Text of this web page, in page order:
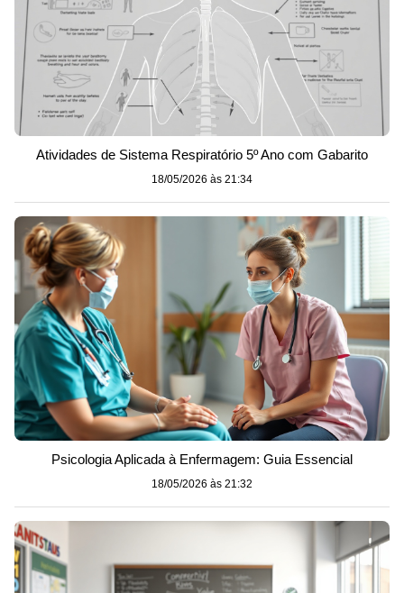
Atividades de Sistema Respiratório 5º Ano com Gabarito
18/05/2026 às 21:34
Psicologia Aplicada à Enfermagem: Guia Essencial
18/05/2026 às 21:32